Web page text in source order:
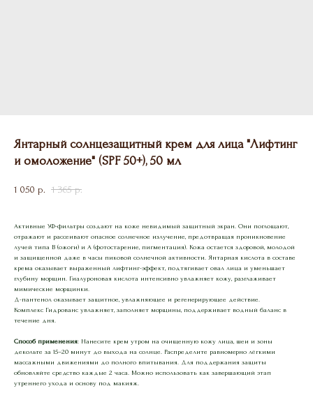
Янтарный солнцезащитный крем для лица "Лифтинг
и омоложение" (SPF 50+), 50 мл
1 050 р. 1 365 р.
Активные УФ-фильтры создают на коже невидимый защитный экран. Они поглощают,
отражают и рассеивают опасное солнечное излучение, предотвращая проникновение
лучей типа В (ожоги) и А (фотостарение, пигментация). Кожа остается здоровой, молодой
и защищенной даже в часы пиковой солнечной активности. Янтарная кислота в составе
крема оказывает выраженный лифтинг-эффект, подтягивает овал лица и уменьшает
глубину морщин. Гиалуроновая кислота интенсивно увлажняет кожу, разглаживает
мимические морщинки.
Д-пантенол оказывает защитное, увлажняющее и регенерирующее действие.
Комплекс Гидрованс увлажняет, заполняет морщины, поддерживает водный баланс в
течение дня.
Способ применения: Нанесите крем утром на очищенную кожу лица, шеи и зоны
декольте за 15–20 минут до выхода на солнце. Распределите равномерно лёгкими
массажными движениями до полного впитывания. Для поддержания защиты
обновляйте средство каждые 2 часа. Можно использовать как завершающий этап
утреннего ухода и основу под макияж.